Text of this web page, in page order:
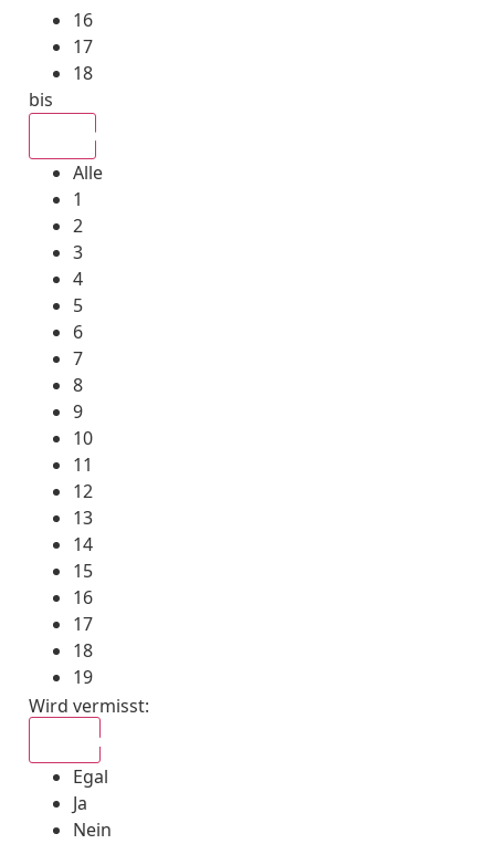
16
17
18
bis
Alle
1
2
3
4
5
6
7
8
9
10
11
12
13
14
15
16
17
18
19
Wird vermisst:
Egal
Ja
Nein